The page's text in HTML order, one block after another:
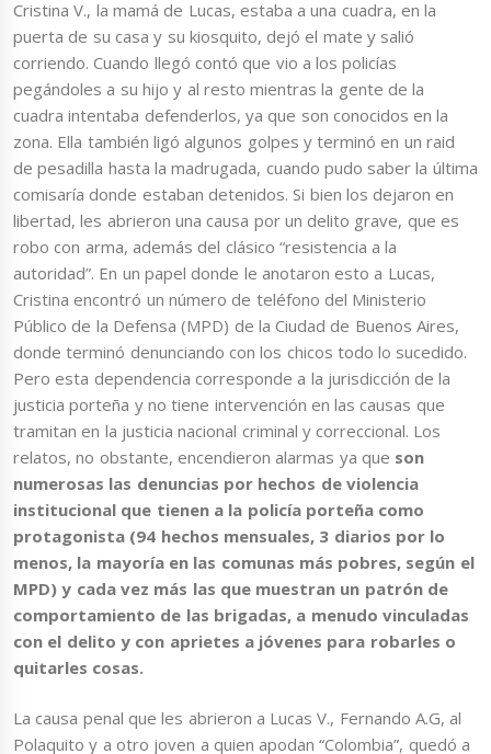
Cristina V., la mamá de Lucas, estaba a una cuadra, en la
puerta de su casa y su kiosquito, dejó el mate y salió
corriendo. Cuando llegó contó que vio a los policías
pegándoles a su hijo y al resto mientras la gente de la
cuadra intentaba defenderlos, ya que son conocidos en la
zona. Ella también ligó algunos golpes y terminó en un raid
de pesadilla hasta la madrugada, cuando pudo saber la última
comisaría donde estaban detenidos. Si bien los dejaron en
libertad, les abrieron una causa por un delito grave, que es
robo con arma, además del clásico “resistencia a la
autoridad”. En un papel donde le anotaron esto a Lucas,
Cristina encontró un número de teléfono del Ministerio
Público de la Defensa (MPD) de la Ciudad de Buenos Aires,
donde terminó denunciando con los chicos todo lo sucedido.
Pero esta dependencia corresponde a la jurisdicción de la
justicia porteña y no tiene intervención en las causas que
tramitan en la justicia nacional criminal y correccional. Los
relatos, no obstante, encendieron alarmas ya que son
numerosas las denuncias por hechos de violencia
institucional que tienen a la policía porteña como
protagonista (94 hechos mensuales, 3 diarios por lo
menos, la mayoría en las comunas más pobres, según el
MPD) y cada vez más las que muestran un patrón de
comportamiento de las brigadas, a menudo vinculadas
con el delito y con aprietes a jóvenes para robarles o
quitarles cosas.
La causa penal que les abrieron a Lucas V., Fernando A.G, al
Polaquito y a otro joven a quien apodan “Colombia”, quedó a